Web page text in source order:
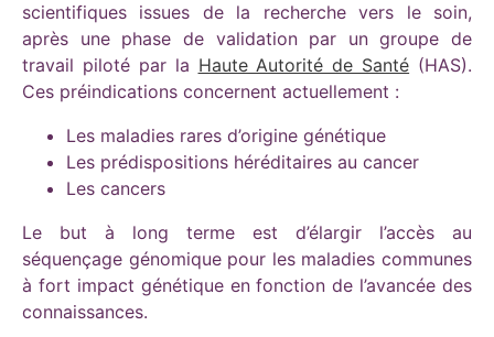
scientifiques issues de la recherche vers le soin,
après une phase de validation par un groupe de
travail piloté par la Haute Autorité de Santé (HAS).
Ces préindications concernent actuellement :
Les maladies rares d’origine génétique
Les prédispositions héréditaires au cancer
Les cancers
Le but à long terme est d’élargir l’accès au
séquençage génomique pour les maladies communes
à fort impact génétique en fonction de l’avancée des
connaissances.